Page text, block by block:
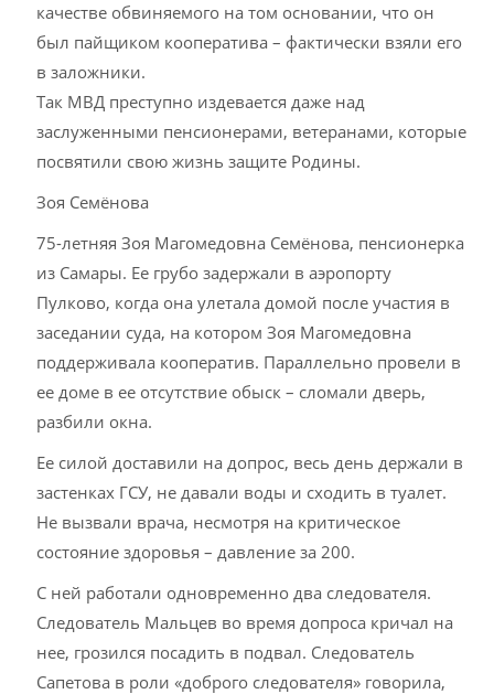
качестве обвиняемого на том основании, что он
был пайщиком кооператива – фактически взяли его
в заложники.
Так МВД преступно издевается даже над
заслуженными пенсионерами, ветеранами, которые
посвятили свою жизнь защите Родины.
Зоя Семёнова
75-летняя Зоя Магомедовна Семёнова, пенсионерка
из Самары. Ее грубо задержали в аэропорту
Пулково, когда она улетала домой после участия в
заседании суда, на котором Зоя Магомедовна
поддерживала кооператив. Параллельно провели в
ее доме в ее отсутствие обыск – сломали дверь,
разбили окна.
Ее силой доставили на допрос, весь день держали в
застенках ГСУ, не давали воды и сходить в туалет.
Не вызвали врача, несмотря на критическое
состояние здоровья – давление за 200.
С ней работали одновременно два следователя.
Следователь Мальцев во время допроса кричал на
нее, грозился посадить в подвал. Следователь
Сапетова в роли «доброго следователя» говорила,